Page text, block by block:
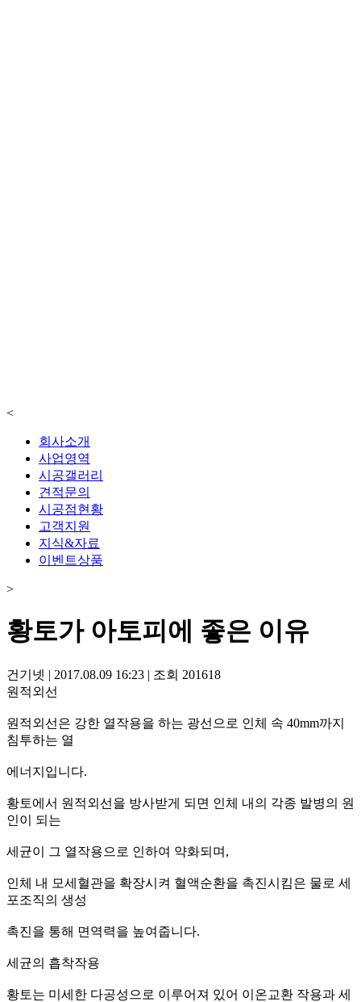
<
회사소개
사업영역
시공갤러리
견적문의
시공점현황
고객지원
지식&자료
이벤트상품
>
황토가 아토피에 좋은 이유
건기넷 | 2017.08.09 16:23 | 조회 201618
원적외선
원적외선은 강한 열작용을 하는 광선으로 인체 속 40mm까지
침투하는 열
에너지입니다.
황토에서 원적외선을 방사받게 되면 인체 내의 각종 발병의 원
인이 되는
세균이 그 열작용으로 인하여 약화되며,
인체 내 모세혈관을 확장시켜 혈액순환을 촉진시킴은 물로 세
포조직의 생성
촉진을 통해 면역력을 높여줍니다.
세균의 흡착작용
황토는 미세한 다공성으로 이루어져 있어 이온교환 작용과 세